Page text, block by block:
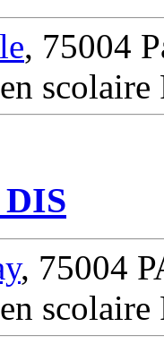
, 75004
scolaire
, 75004
scolaire